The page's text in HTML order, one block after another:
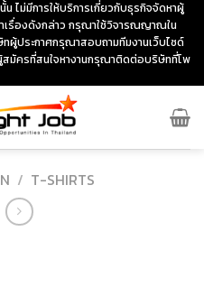
น ไม่มีการให้บริการเกี่ยวกับธุรกิจจัดหาผู้
เรื่องดังกล่าว กรุณาใช้วิจารณญาณใน
ผู้ประกาศกรุณาสอบถามทีมงานเว็บไซด์
สมัครที่สนใจหางานกรุณาติดต่อบริษัทที่โพ
/ T-SHIRTS